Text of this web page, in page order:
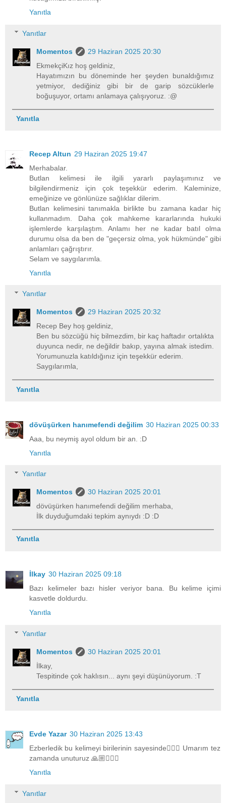
Yanıtla
Yanıtlar
Momentos
29 Haziran 2025 20:30
EkmekçiKız hoş geldiniz,
Hayatımızın bu döneminde her şeyden bunaldığımız
yetmiyor, dediğiniz gibi bir de garip sözcüklerle
boğuşuyor, ortamı anlamaya çalışıyoruz. :@
Yanıtla
Recep Altun 29 Haziran 2025 19:47
Merhabalar.
Butlan kelimesi ile ilgili yararlı paylaşımınız ve
bilgilendirmeniz için çok teşekkür ederim. Kaleminize,
emeğinize ve gönlünüze sağlıklar dilerim.
Butlan kelimesini tanımakla birlikte bu zamana kadar hiç
kullanmadım. Daha çok mahkeme kararlarında hukuki
işlemlerde karşılaştım. Anlamı her ne kadar batıl olma
durumu olsa da ben de "geçersiz olma, yok hükmünde" gibi
anlamları çağrıştırır.
Selam ve saygılarımla.
Yanıtla
Yanıtlar
Momentos
29 Haziran 2025 20:32
Recep Bey hoş geldiniz,
Ben bu sözcüğü hiç bilmezdim, bir kaç haftadır ortalıkta
duyunca nedir, ne değildir bakıp, yayına almak istedim.
Yorumunuzla katıldığınız için teşekkür ederim.
Saygılarımla,
Yanıtla
dövüşürken hanımefendi değilim 30 Haziran 2025 00:33
Aaa, bu neymiş ayol oldum bir an. :D
Yanıtla
Yanıtlar
Momentos
30 Haziran 2025 20:01
dövüşürken hanımefendi değilim merhaba,
İlk duyduğumdaki tepkim aynıydı :D :D
Yanıtla
İlkay 30 Haziran 2025 09:18
Bazı kelimeler bazı hisler veriyor bana. Bu kelime içimi
kasvetle doldurdu.
Yanıtla
Yanıtlar
Momentos
30 Haziran 2025 20:01
İlkay,
Tespitinde çok haklısın... aynı şeyi düşünüyorum. :T
Yanıtla
Evde Yazar 30 Haziran 2025 13:43
Ezberledik bu kelimeyi birilerinin sayesinde🤷🏼‍♀️ Umarım tez
zamanda unuturuz 🙏🏼🤦🏼‍♀️
Yanıtla
Yanıtlar